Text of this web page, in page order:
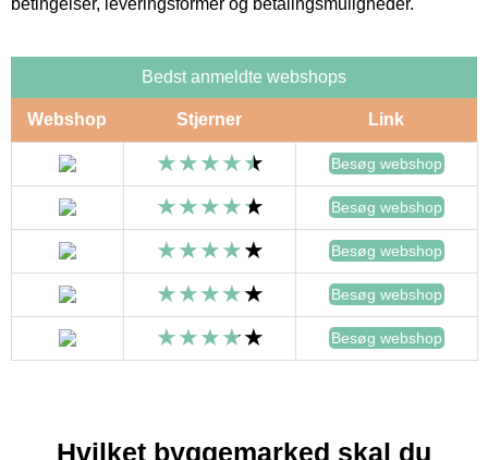
Bedst anmeldte webshops
Webshop Stjerner Link
Besøg webshop
Besøg webshop
Besøg webshop
Besøg webshop
Besøg webshop
Hvilket byggemarked skal du